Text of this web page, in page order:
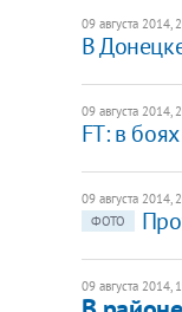
09 августа 2014,
В
09 августа 2014,
FT: в
09 августа 2014,
ФОТО
09 августа 2014,